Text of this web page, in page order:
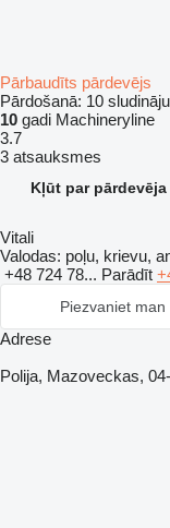
Pārbaudīts pārdevējs
Pārdošanā: 10
10 gadi Machineryline
3.7
3 atsauksmes
Kļūt par
Vitali
Valodas: poļu, krievu,
+48 724 78... Parādīt
Piezvaniet man
Adrese
Polija, Mazoveckas,